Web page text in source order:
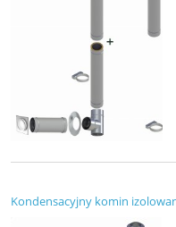
Kondensacyjny komin